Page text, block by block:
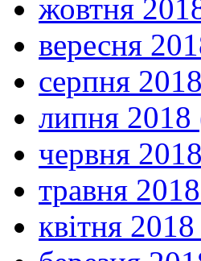
жовтня
вересня
серпня
липня 2018
червня
травня
квітня